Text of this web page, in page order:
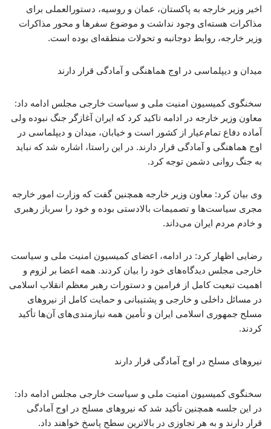
اخیر وزیر خارجه به پاکستان، عمان و روسیه، دستورالعملی برای
مذاکرات هسته‌ای وجود نداشت و موضوع سفرها و محور مذاکرات
وزیر خارجه، روابط دوجانبه و تحولات منطقه‌ای بوده است.
میدان و دیپلماسی در اوج هماهنگی و آمادگی قرار دارند
سخنگوی کمیسیون امنیت ملی و سیاست خارجی مجلس ادامه داد:
معاون وزیر خارجه در ادامه تاکید کرد که ایران آغازگر جنگ نبوده ولی
آماده دفاع تمام‌عیار از کشور است و خیابان، میدان و دیپلماسی در
اوج هماهنگی و آمادگی قرار دارند. در این راستا، اشاره شد که نباید
به جنگ روانی دشمن توجه کرد.
وی بیان کرد: معاون وزیر خارجه همچنین گفت که وزارت امور خارجه
مجری سیاست‌ها و تصمیمات بالادستی بوده و خود را سرباز رهبری
و خادم مردم ایران می‌داند.
رضایی اظهار کرد: در ادامه، اعضای کمیسیون امنیت ملی و سیاست
خارجی مجلس دیدگاه‌های خود را بیان کردند. همه اعضا بر لزوم و
اهمیت تبعیت کامل از فرامین و دستورات رهبر معظم انقلاب اسلامی
در مسائل داخلی و خارجی و پشتیبانی و حمایت کامل از نیروهای
مسلح جمهوری اسلامی ایران و تأمین همه نیازمندی‌های آن‌ها تأکید
کردند.
نیروهای مسلح در اوج آمادگی قرار دارند
سخنگوی کمیسیون امنیت ملی و سیاست خارجی مجلس ادامه داد:
در این جلسه همچنین تأکید شد که نیروهای مسلح در اوج آمادگی
قرار دارند و به هر تجاوزی در بالاترین سطح پاسخ خواهند داد.